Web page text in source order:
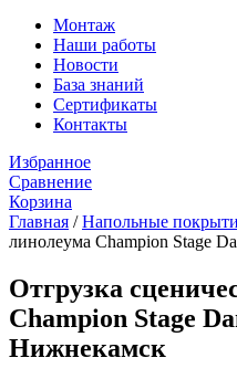
Монтаж
Наши работы
Новости
База знаний
Сертификаты
Контакты
Избранное
Сравнение
Корзина
Главная /Напольные
линолеума Champion Stage
Отгрузка
Champion Stage
Нижнекамск